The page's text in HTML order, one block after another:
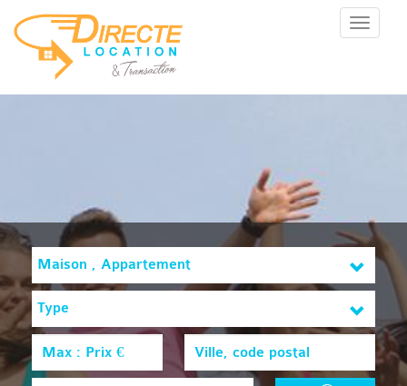
Menu
Maison , Appartement
Type